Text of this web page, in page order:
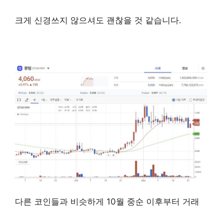
크게 신경쓰지 않으셔도 괜찮을 것 같습니다.
다른 코인들과 비슷하게 10월 중순 이후부터 거래